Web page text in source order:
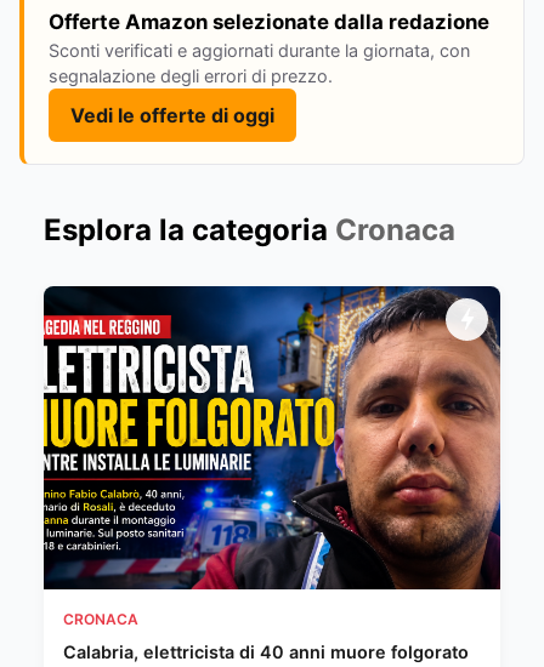
Offerte Amazon selezionate dalla redazione
Sconti verificati e aggiornati durante la giornata, con
segnalazione degli errori di prezzo.
Vedi le offerte di oggi
Esplora la categoria Cronaca
CRONACA
Calabria, elettricista di 40 anni muore folgorato